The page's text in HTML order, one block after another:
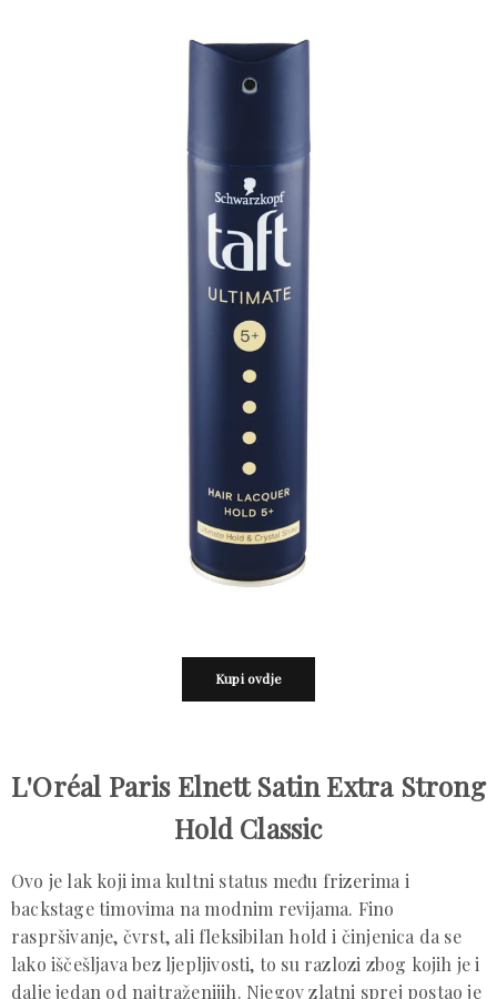
Kupi ovdje
L'Oréal Paris Elnett Satin Extra Strong
Hold Classic
Ovo je lak koji ima kultni status među frizerima i
backstage timovima na modnim revijama. Fino
raspršivanje, čvrst, ali fleksibilan hold i činjenica da se
lako iščešljava bez ljepljivosti, to su razlozi zbog kojih je i
dalje jedan od najtraženijih. Njegov zlatni sprej postao je